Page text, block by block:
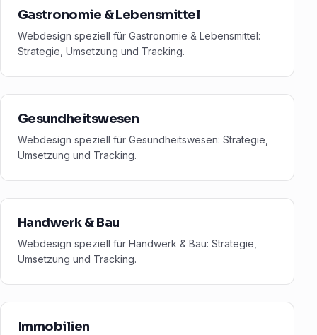
Gastronomie & Lebensmittel
Webdesign speziell für Gastronomie & Lebensmittel:
Strategie, Umsetzung und Tracking.
Gesundheitswesen
Webdesign speziell für Gesundheitswesen: Strategie,
Umsetzung und Tracking.
Handwerk & Bau
Webdesign speziell für Handwerk & Bau: Strategie,
Umsetzung und Tracking.
Immobilien